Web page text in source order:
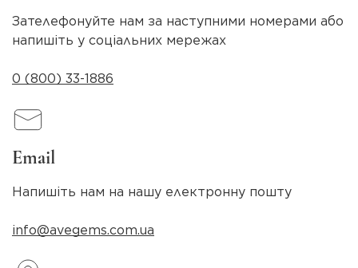
Зателефонуйте нам за наступними номерами або
напишіть у соціальних мережах
0 (800) 33-1886
Email
Напишіть нам на нашу електронну пошту
info@avegems.com.ua